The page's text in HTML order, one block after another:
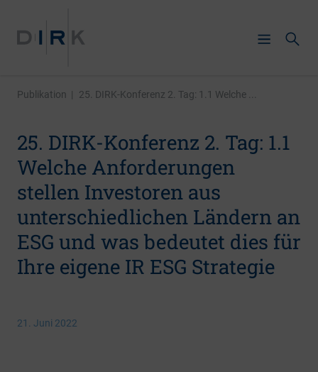
Publikation | 25. DIRK-Konferenz 2. Tag: 1.1 Welche ...
25. DIRK-Konferenz 2. Tag: 1.1
Welche Anforderungen
stellen Investoren aus
unterschiedlichen Ländern an
ESG und was bedeutet dies für
Ihre eigene IR ESG Strategie
21. Juni 2022